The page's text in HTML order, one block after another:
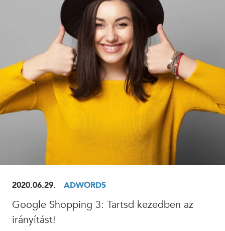
ELOLVASOM
2020.06.29. ADWORDS
Google Shopping 3: Tartsd kezedben az
irányítást!